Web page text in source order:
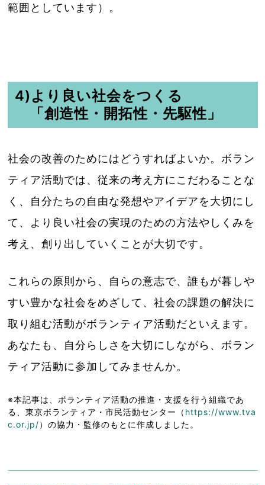
範囲としています）。
4)より良い社会をつくる
「創造性・開拓性・先駆性」
社会の改善のためにはどうすればよいか。ボラン
ティア活動では、従来の考え方にこだわることな
く、自分たちの自由な発想やアイデアを大切にし
て、より良い社会の実現のための方法やしくみを
考え、創り出していくことが大切です。
これらの原則から、自らの意志で、誰もが暮しや
すい豊かな社会をめざして、社会の課題の解決に
取り組む活動がボランティア活動だといえます。
あなたも、自分らしさを大切にしながら、ボラン
ティア活動に参加してみませんか。
※本記事は、ボランティア活動の推進・支援を行う組織であ
る、東京ボランティア・市民活動センター（ https://www.tva
c.or.jp/）の協力・監修のもとに作成しました。